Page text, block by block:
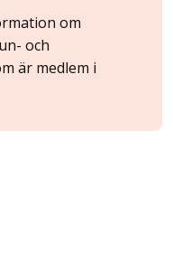
om
och
är medlem i